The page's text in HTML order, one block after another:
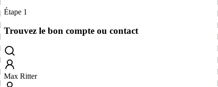
Étape 1
Trouvez le bon compte ou contact
Max Ritter